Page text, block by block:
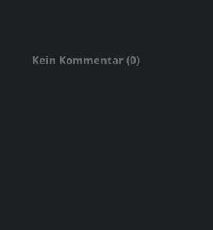
Kein Kommentar (0)